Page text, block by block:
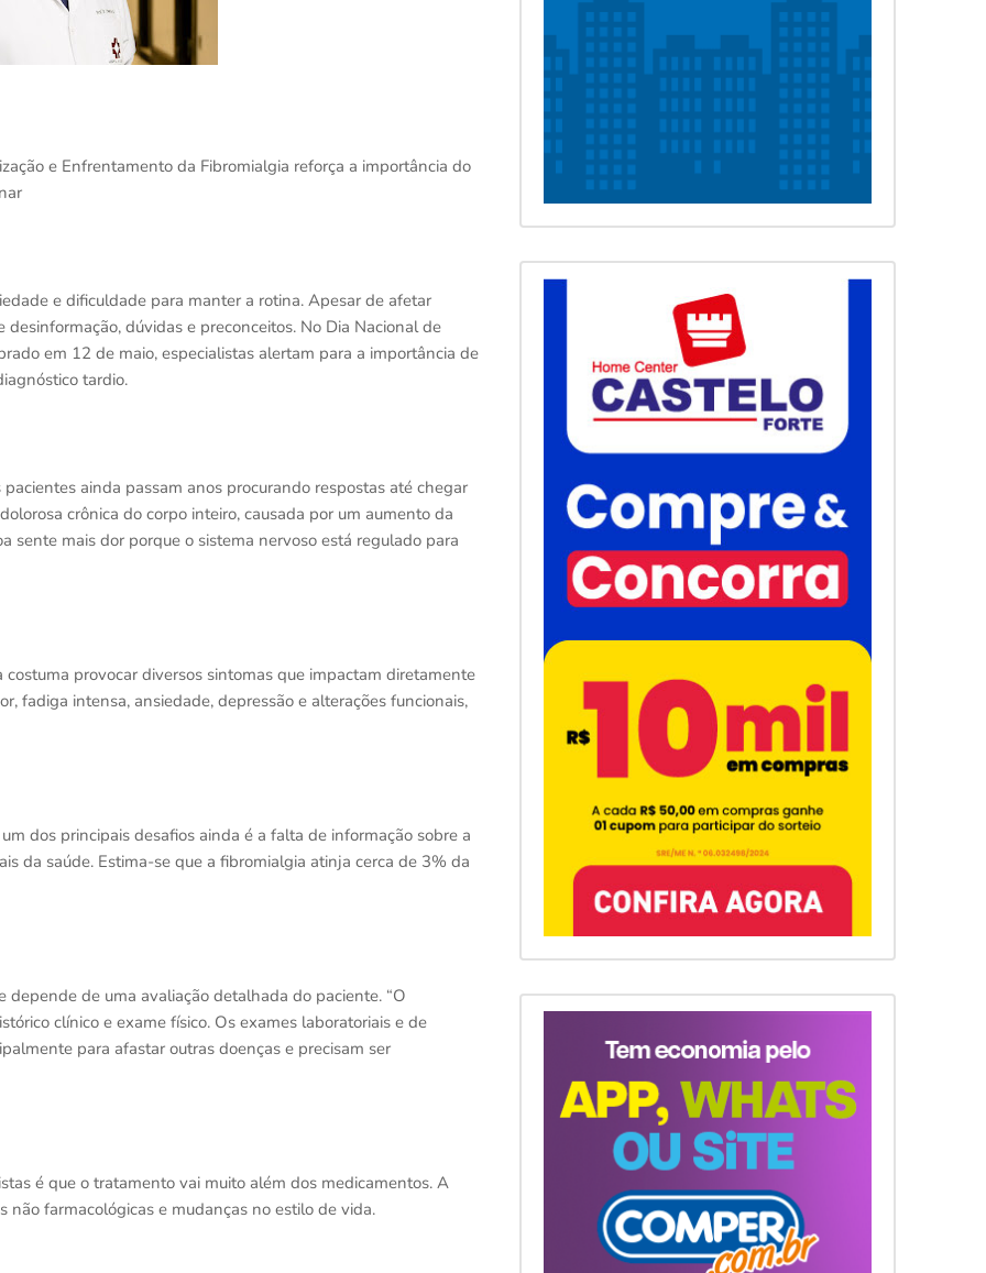
e Enfrentamento da Fibromialgia reforça a importância do
e dificuldade para manter a rotina. Apesar de afetar
dúvidas e preconceitos. No Dia Nacional de
em 12 de maio, especialistas alertam para a importância de
tardio.
ainda passam anos procurando respostas até chegar
crônica do corpo inteiro, causada por um aumento da
sente mais dor porque o sistema nervoso está regulado para
provocar diversos sintomas que impactam diretamente
fadiga intensa, ansiedade, depressão e alterações funcionais,
dos principais desafios ainda é a falta de informação sobre a
da saúde. Estima-se que a fibromialgia atinja cerca de 3% da
de uma avaliação detalhada do paciente. “O
clínico e exame físico. Os exames laboratoriais e de
para afastar outras doenças e precisam ser
é que o tratamento vai muito além dos medicamentos. A
farmacológicas e mudanças no estilo de vida.